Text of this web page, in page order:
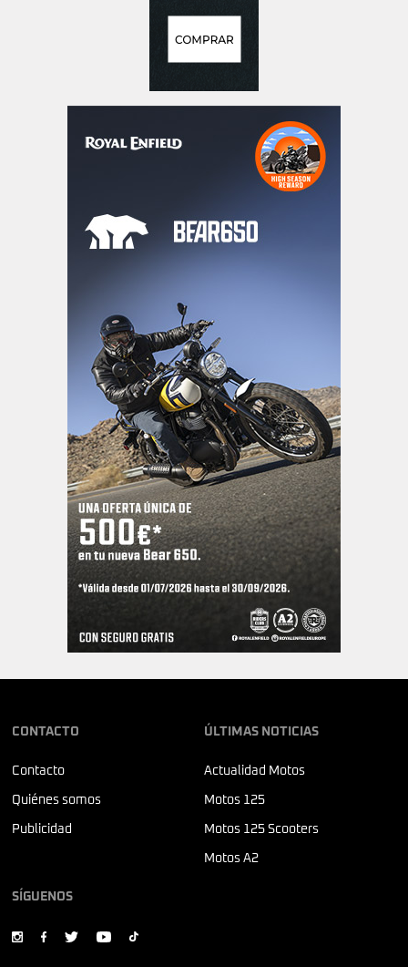
CONTACTO
Contacto
Quiénes somos
Publicidad
ÚLTIMAS NOTICIAS
Actualidad Motos
Motos 125
Motos 125 Scooters
Motos A2
SÍGUENOS